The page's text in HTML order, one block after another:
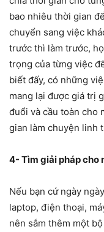
bao nhiêu thời gian
chuyển sang việc
trước thì làm trước,
trọng của từng việc
biết đấy, có những
mang lại được giá trị
đuổi và cầu toàn cho
gian làm chuyện linh
4- Tìm giải pháp cho
Nếu bạn cứ ngày
laptop, điện thoại,
nên sắm thêm một